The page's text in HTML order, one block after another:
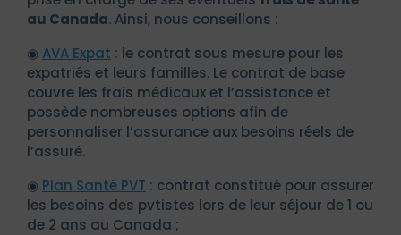
au Canada. Ainsi, nous conseillons :
◉ AVA Expat : le contrat sous mesure pour les
expatriés et leurs familles. Le contrat de base
couvre les frais médicaux et l’assistance et
possède nombreuses options afin de
personnaliser l’assurance aux besoins réels de
l’assuré.
◉ Plan Santé PVT : contrat constitué pour assurer
les besoins des pvtistes lors de leur séjour de 1 ou
de 2 ans au Canada ;